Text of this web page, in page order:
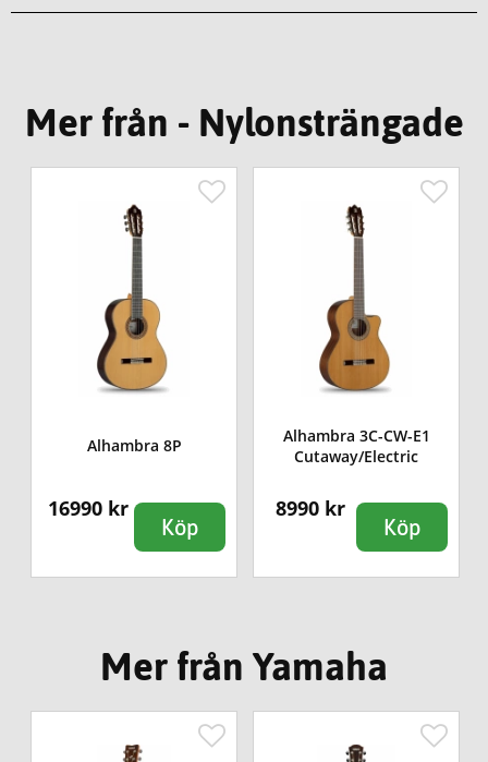
Mer från - Nylonsträngade
Alhambra 8P
16990 kr
Köp
Alhambra 3C-CW-E1
Cutaway/Electric
8990 kr
Köp
Mer från Yamaha